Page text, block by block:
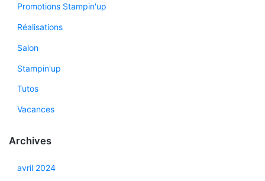
Promotions Stampin'up
Réalisations
Salon
Stampin'up
Tutos
Vacances
Archives
avril 2024